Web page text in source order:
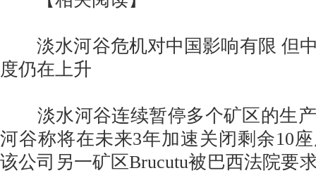
淡水河谷危机对中国影响有限 但
度仍在上升
淡水河谷连续暂停多个矿区的生产
河谷称将在未来3年加速关闭剩余10
该公司另一矿区Brucutu被巴西法院要